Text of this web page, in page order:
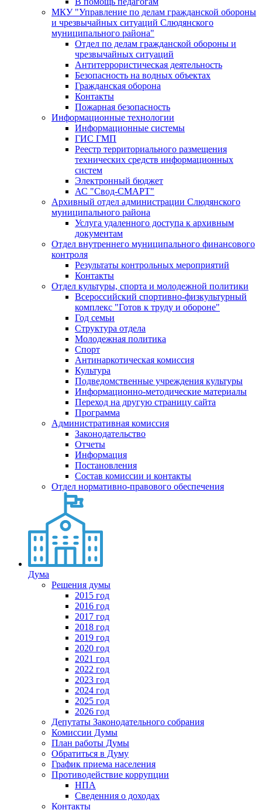
МКУ "Управление по делам гражданской обороны
и чрезвычайных ситуаций Слюдянского
муниципального района"
Отдел по делам гражданской обороны и
чрезвычайных ситуаций
Антитеррористическая деятельность
Безопасность на водных объектах
Гражданская оборона
Контакты
Пожарная безопасность
Информационные технологии
Информационные системы
ГИС ГМП
Реестр территориального размещения
технических средств информационных
систем
Электронный бюджет
АС "Свод-СМАРТ"
Архивный отдел администрации Слюдянского
муниципального района
Услуга удаленного доступа к архивным
документам
Отдел внутреннего муниципального финансового
контроля
Результаты контрольных мероприятий
Контакты
Отдел культуры, спорта и молодежной политики
Всероссийский спортивно-физкультурный
комплекс "Готов к труду и обороне"
Год семьи
Структура отдела
Молодежная политика
Спорт
Антинаркотическая комиссия
Культура
Подведомственные учреждения культуры
Информационно-методические материалы
Переход на другую страницу сайта
Программа
Административная комиссия
Законодательство
Отчеты
Информация
Постановления
Состав комиссии и контакты
Отдел нормативно-правового обеспечения
Дума
Решения думы
2015 год
2016 год
2017 год
2018 год
2019 год
2020 год
2021 год
2022 год
2023 год
2024 год
2025 год
2026 год
Депутаты Законодательного собрания
Комиссии Думы
План работы Думы
Обратиться в Думу
График приема населения
Противодействие коррупции
НПА
Сведенния о доходах
Контакты